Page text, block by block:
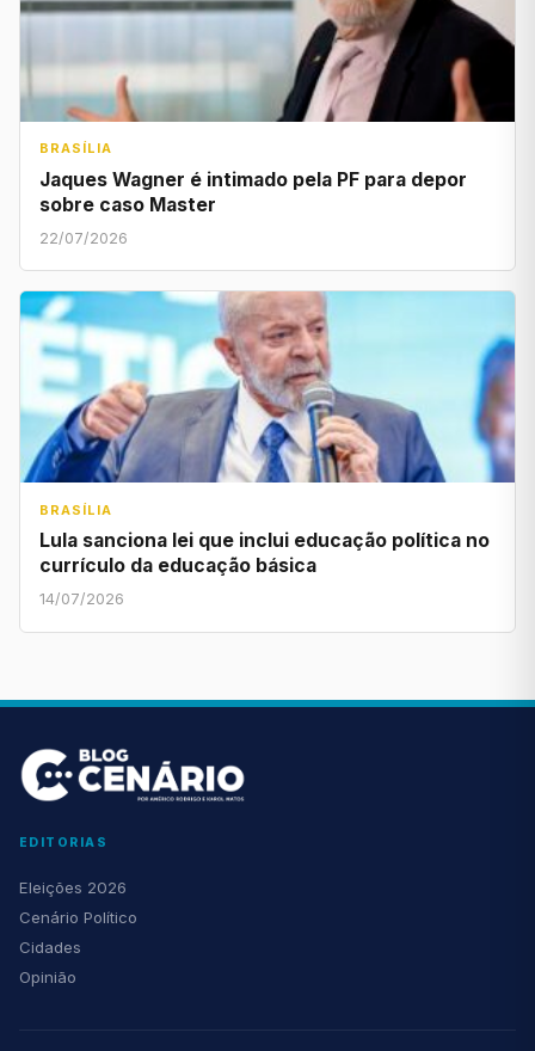
BRASÍLIA
Jaques Wagner é intimado pela PF para depor
sobre caso Master
22/07/2026
BRASÍLIA
Lula sanciona lei que inclui educação política no
currículo da educação básica
14/07/2026
EDITORIAS
Eleições 2026
Cenário Político
Cidades
Opinião